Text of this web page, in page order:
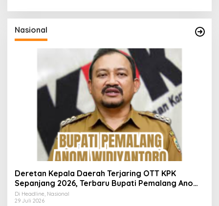
Nasional
Deretan Kepala Daerah Terjaring OTT KPK
Sepanjang 2026, Terbaru Bupati Pemalang Anom
Widiyantoro
Di Headline, Nasional
29 Juli 2026